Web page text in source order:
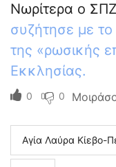
Νωρίτερα ο
συζήτησε με
της «ρωσικής
Εκκλησίας.
0 0
Αγία Λαύρα Κίεβο-